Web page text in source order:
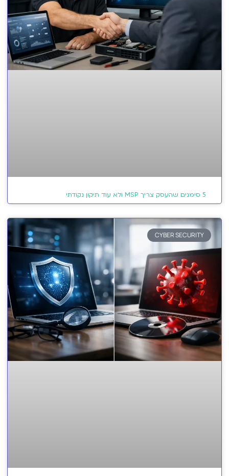
5 סימנים שהעסק צריך MSP ולא עוד תיקון נקודתי
CYBER SECURITY